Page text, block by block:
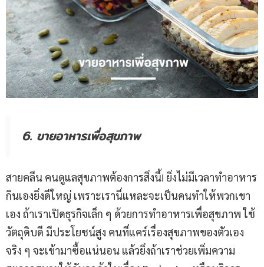
6. ขายอาหารเพื่อสุขภาพ
สายคลีน คนดูแลสุขภาพต้องการสิ่งนี้! ยิ่งไม่มีเวลาทำอาหาร
กินเองยิ่งดีใหญ่ เพราะเรานี่แหละจะเป็นคนทำให้พวกเขา
เอง ถ้าเราเปิดธุรกิจเล็ก ๆ ด้วยการทำอาหารเพื่อสุขภาพ ใช้
วัตถุดิบดี มีประโยชน์สูง คนที่แคร์เรื่องสุขภาพของตัวเอง
จริง ๆ จะเข้ามาซื้อแน่นอน แล้วยิ่งถ้าเราช่วยเพิ่มความ